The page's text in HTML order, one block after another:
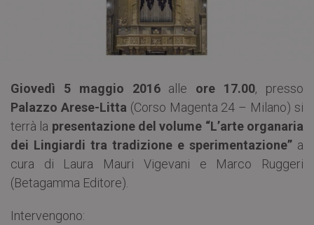
Giovedì 5 maggio 2016alle ore 17.00, presso
Palazzo Arese-Litta (Corso Magenta 24 – Milano) si
terrà la presentazione del volume “L’arte organaria
dei Lingiardi tra tradizione e sperimentazione” a
cura di Laura Mauri Vigevani e Marco Ruggeri
(Betagamma Editore).
Intervengono: